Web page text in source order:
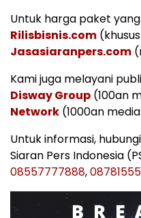
Untuk harga paket
Rilisbisnis.com
Jasasiaranpers.com
Kami juga melayani
Disway Group (100an
Network (1000an
Untuk informasi,
Siaran Pers Indonesia
08557777888,